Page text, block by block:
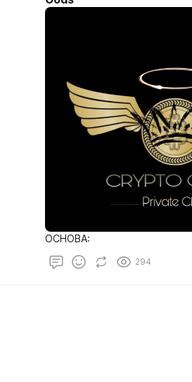
ОСНОВА:
294